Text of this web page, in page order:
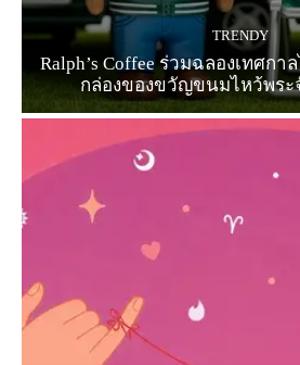
TRENDY
Ralph’s Coffee ร่วมฉลองเทศก
กล่องของขวัญขนมไหว้พระ